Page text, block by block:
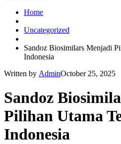
Home
Uncategorized
Sandoz Biosimilars Menjadi
Indonesia
Written by AdminOctober 25, 2025
Sandoz
Pilihan Utama
Indonesia